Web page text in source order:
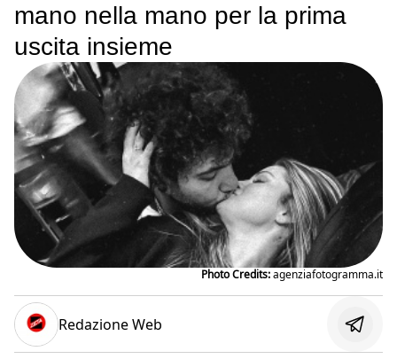
mano nella mano per la prima
uscita insieme
Photo Credits:agenziafotogramma.it
Redazione Web